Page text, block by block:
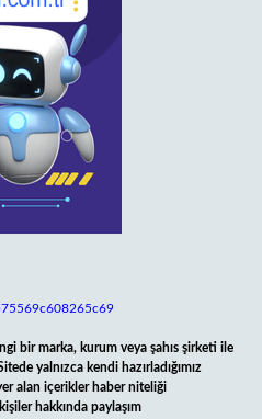
bir marka, kurum veya şahıs şirketi ile
yalnızca kendi hazırladığımız
alan içerikler haber niteliği
hakkında paylaşım